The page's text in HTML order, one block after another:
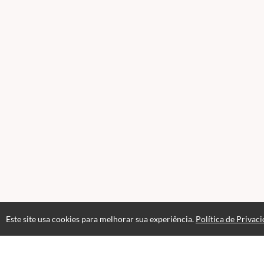
Este site usa cookies para melhorar sua experiência. Política de